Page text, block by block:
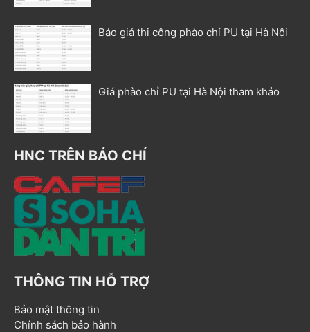
Báo giá thi công phào chỉ PU tại Hà Nội
Giá phào chỉ PU tại Hà Nội tham khảo
HNC TRÊN BÁO CHÍ
THÔNG TIN HỖ TRỢ
Bảo mật thông tin
Chính sách bảo hành